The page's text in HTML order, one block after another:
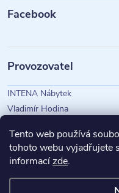
Tento web používá
tohoto webu vyjadřujete
informacízde.
Facebook
Provozovatel
INTENA Nábytek
Vladimír Hodina